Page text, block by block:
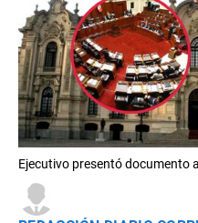
Ejecutivo presentó documento